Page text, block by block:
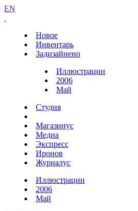
EN
Новое
Инвентарь
Задизайнено
Иллюстрации
2006
Май
Студия
Магазинус
Медиа
Экспресс
Иронов
Журналус
Иллюстрации
2006
Май